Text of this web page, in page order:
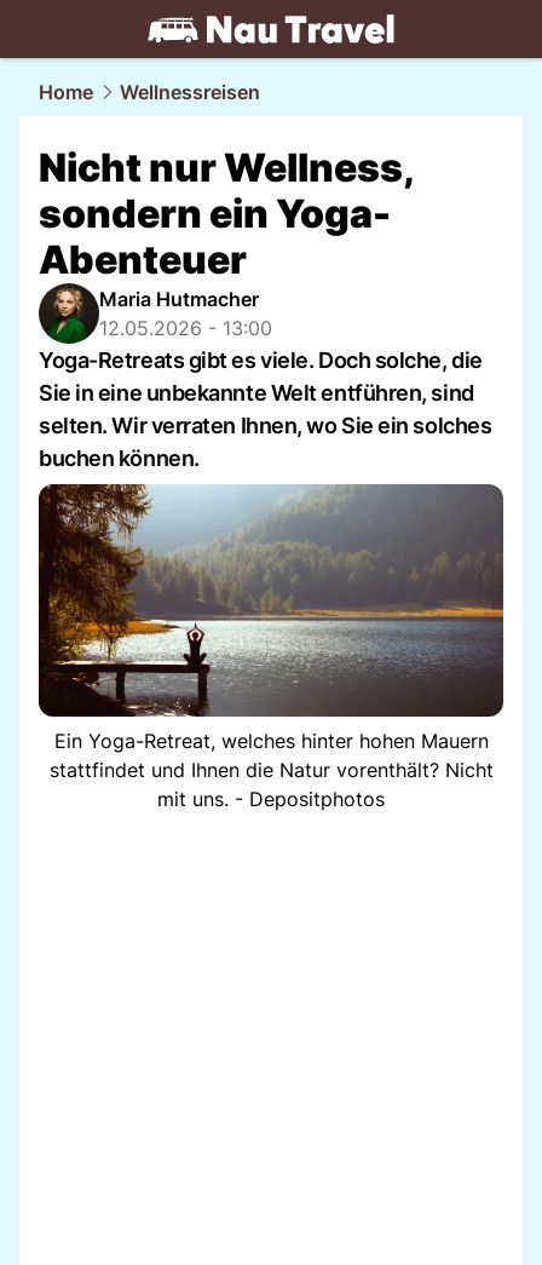
travel.NAU.ch
Home Wellnessreisen
Nicht nur Wellness,
sondern ein Yoga-
Abenteuer
Maria Hutmacher
12.05.2026 - 13:00
Yoga-Retreats gibt es viele. Doch solche, die
Sie in eine unbekannte Welt entführen, sind
selten. Wir verraten Ihnen, wo Sie ein solches
buchen können.
Ein Yoga-Retreat, welches hinter hohen Mauern
stattfindet und Ihnen die Natur vorenthält? Nicht
mit uns. - Depositphotos